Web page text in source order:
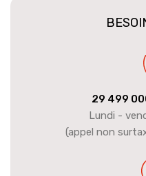
29 499
Lundi -
(appel non